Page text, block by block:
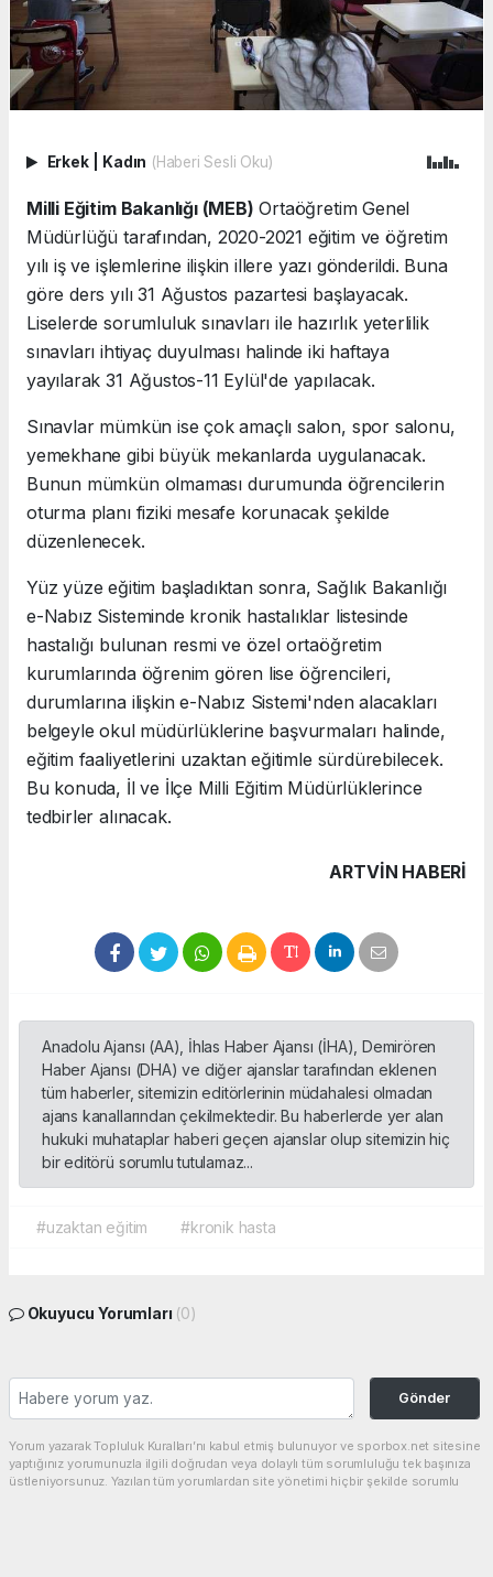
Erkek Kadın (Haberi Sesli Oku)
Milli Eğitim Bakanlığı (MEB) Ortaöğretim Genel
Müdürlüğü tarafından, 2020-2021 eğitim ve öğretim
yılı iş ve işlemlerine ilişkin illere yazı gönderildi. Buna
göre ders yılı 31 Ağustos pazartesi başlayacak.
Liselerde sorumluluk sınavları ile hazırlık yeterlilik
sınavları ihtiyaç duyulması halinde iki haftaya
yayılarak 31 Ağustos-11 Eylül'de yapılacak.
Sınavlar mümkün ise çok amaçlı salon, spor salonu,
yemekhane gibi büyük mekanlarda uygulanacak.
Bunun mümkün olmaması durumunda öğrencilerin
oturma planı fiziki mesafe korunacak şekilde
düzenlenecek.
Yüz yüze eğitim başladıktan sonra, Sağlık Bakanlığı
e-Nabız Sisteminde kronik hastalıklar listesinde
hastalığı bulunan resmi ve özel ortaöğretim
kurumlarında öğrenim gören lise öğrencileri,
durumlarına ilişkin e-Nabız Sistemi'nden alacakları
belgeyle okul müdürlüklerine başvurmaları halinde,
eğitim faaliyetlerini uzaktan eğitimle sürdürebilecek.
Bu konuda, İl ve İlçe Milli Eğitim Müdürlüklerince
tedbirler alınacak.
ARTVIN HABERİ
Anadolu Ajansı (AA), İhlas Haber Ajansı (İHA), Demirören
Haber Ajansı (DHA) ve diğer ajanslar tarafından eklenen
tüm haberler, sitemizin editörlerinin müdahalesi olmadan
ajans kanallarından çekilmektedir. Bu haberlerde yer alan
hukuki muhataplar haberi geçen ajanslar olup sitemizin hiç
bir editörü sorumlu tutulamaz...
#uzaktan eğitim #kronik hasta
Okuyucu Yorumları (0)
Gönder
Yorum yazarak Topluluk Kuralları’nı kabul etmiş bulunuyor ve sporbox.net sitesine
yaptığınız yorumunuzla ilgili doğrudan veya dolaylı tüm sorumluluğu tek başınıza
üstleniyorsunuz. Yazılan tüm yorumlardan site yönetimi hiçbir şekilde sorumlu